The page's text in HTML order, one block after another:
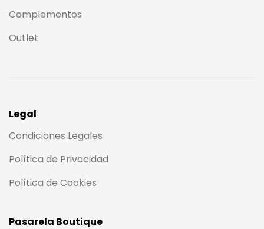
Complementos
Outlet
Legal
Condiciones Legales
Política de Privacidad
Política de Cookies
Pasarela Boutique